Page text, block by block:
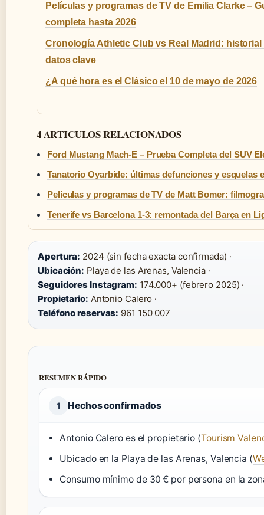
Películas y programas de TV de Emilia Clarke –
completa hasta 2026
Cronología Athletic Club vs Real Madrid: historial
datos clave
¿A qué hora es el Clásico el 10 de mayo de 2026
4 ARTICULOS RELACIONADOS
Ford Mustang Mach-E – Prueba Completa del SUV
Tanatorio Oyarbide: últimas defunciones y esquelas
Películas y programas de TV de Matt Bomer:
Tenerife vs Barcelona 1-3: remontada del Barça en
Apertura: 2024 (sin fecha exacta confirmada) ·
Ubicación: Playa de las Arenas, Valencia ·
Seguidores Instagram: 174.000+ (febrero 2025) ·
Propietario: Antonio Calero ·
Teléfono reservas: 961 150 007
RESUMEN RÁPIDO
1 Hechos confirmados
Antonio Calero es el propietario (Tourism
Ubicado en la Playa de las Arenas, Valencia (
Consumo mínimo de 30 € por persona en la